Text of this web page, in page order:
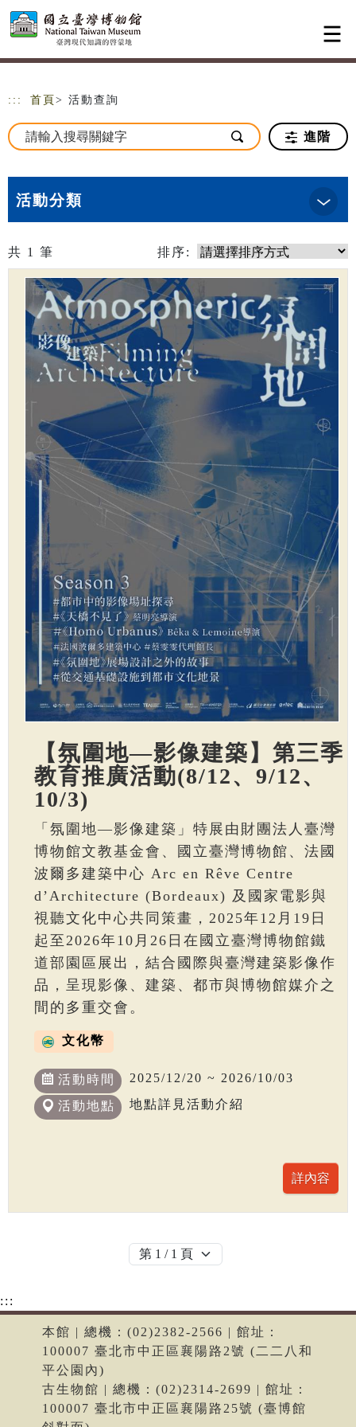
跳到主要內容
網站導覽
::: 首頁 > 活動查詢
進階
活動分類
共 1 筆 排序:
【氛圍地—影像建築】第三季
教育推廣活動(8/12、9/12、
10/3)
「氛圍地—影像建築」特展由財團法人臺灣
博物館文教基金會、國立臺灣博物館、法國
波爾多建築中心 Arc en Rêve Centre
d’Architecture (Bordeaux) 及國家電影與
視聽文化中心共同策畫，2025年12月19日
起至2026年10月26日在國立臺灣博物館鐵
道部園區展出，結合國際與臺灣建築影像作
品，呈現影像、建築、都市與博物館媒介之
間的多重交會。
文化幣
活動時間 2025/12/20 ~ 2026/10/03
活動地點 地點詳見活動介紹
:::
本館 | 總機：(02)2382-2566 | 館址：
100007 臺北市中正區襄陽路2號 (二二八和
平公園內)
古生物館 | 總機：(02)2314-2699 | 館址：
100007 臺北市中正區襄陽路25號 (臺博館